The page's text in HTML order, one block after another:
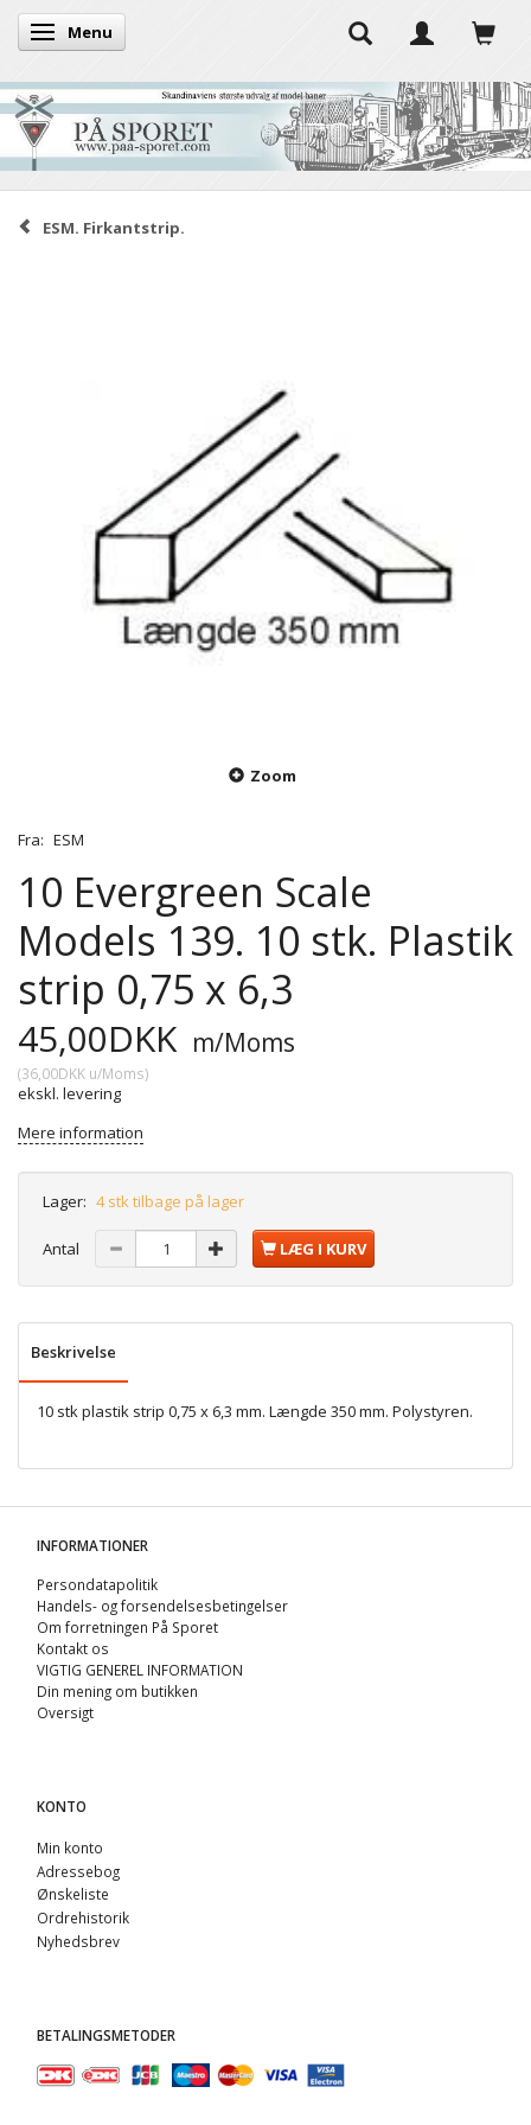
Skifte navigation
Menu
ESM. Firkantstrip.
Zoom
Fra: ESM
10 Evergreen Scale
Models 139. 10 stk. Plastik
strip 0,75 x 6,3
45,00DKK m/Moms
(36,00DKK u/Moms)
ekskl. levering
Mere information
Lager: 4 stk tilbage på lager
Antal LÆG I KURV
Beskrivelse
10 stk plastik strip 0,75 x 6,3 mm. Længde 350 mm. Polystyren.
INFORMATIONER
Persondatapolitik
Handels- og forsendelsesbetingelser
Om forretningen På Sporet
Kontakt os
VIGTIG GENEREL INFORMATION
Din mening om butikken
Oversigt
KONTO
Min konto
Adressebog
Ønskeliste
Ordrehistorik
Nyhedsbrev
BETALINGSMETODER